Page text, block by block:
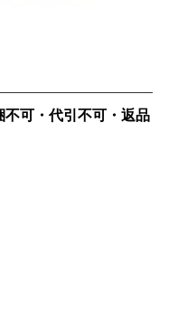
不可・代引不可・返品